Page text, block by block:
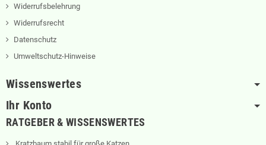
Widerrufsbelehrung
Widerrufsrecht
Datenschutz
Umweltschutz-Hinweise
Wissenswertes
Ihr Konto
RATGEBER & WISSENSWERTES